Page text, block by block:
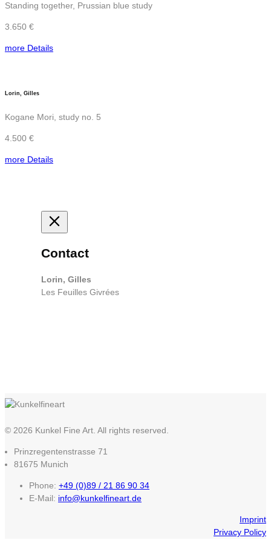
Standing together, Prussian blue study
3.650 €
more Details
Lorin, Gilles
Kogane Mori, study no. 5
4.500 €
more Details
Contact
Lorin, Gilles
Les Feuilles Givrées
© 2026 Kunkel Fine Art. All rights reserved.
Prinzregentenstrasse 71
81675 Munich
Phone: +49 (0)89 / 21 86 90 34
E-Mail: info@kunkelfineart.de
Imprint
Privacy Policy